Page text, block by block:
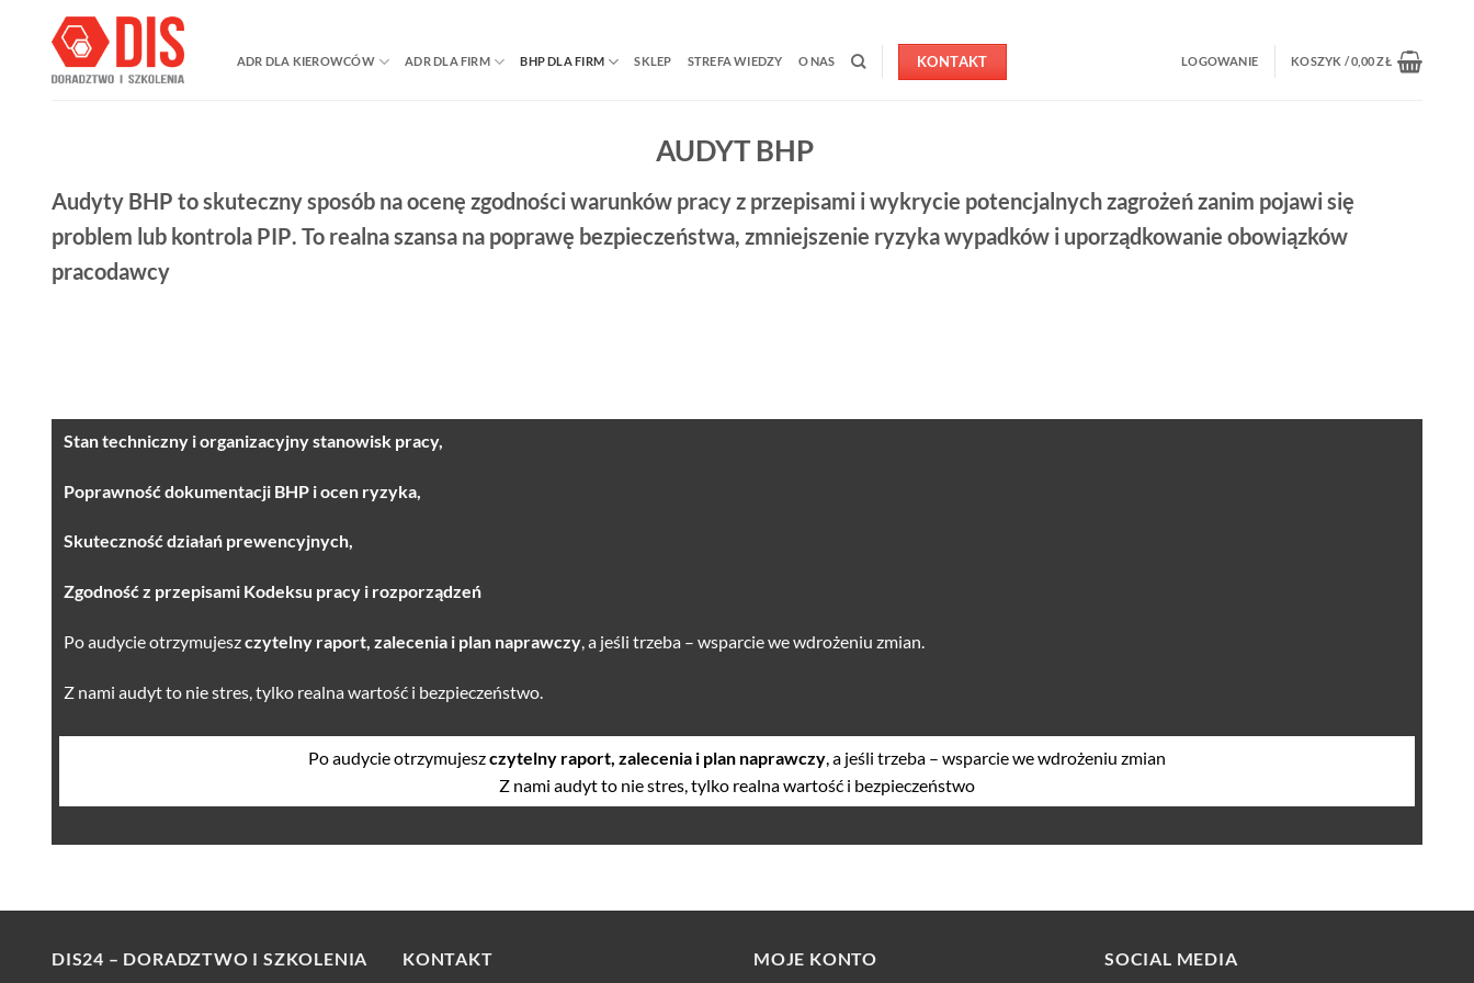
zawartości
ADR DLA KIEROWCÓW ADR DLA FIRM BHP DLA FIRM SKLEP STREFA WIEDZY O NAS KONTAKT LOGOWANIE KOSZYK /0,00ZŁ
AUDYT BHP
Audyty BHP to skuteczny sposób na ocenę zgodności warunków pracy z przepisami i wykrycie potencjalnych zagrożeń zanim pojawi się
problem lub kontrola PIP. To realna szansa na poprawę bezpieczeństwa, zmniejszenie ryzyka wypadków i uporządkowanie obowiązków
pracodawcy
Stan techniczny i organizacyjny stanowisk pracy,
Poprawność dokumentacji BHP i ocen ryzyka,
Skuteczność działań prewencyjnych,
Zgodność z przepisami Kodeksu pracy i rozporządzeń
Po audycie otrzymujeszczytelny raport, zalecenia i plan naprawczy, a jeśli trzeba – wsparcie we wdrożeniu zmian.
Z nami audyt to nie stres, tylko realna wartość i bezpieczeństwo.
Po audycie otrzymujeszczytelny raport, zalecenia i plan naprawczy , a jeśli trzeba – wsparcie we wdrożeniu zmian
Z nami audyt to nie stres, tylko realna wartość i bezpieczeństwo
DIS24 – DORADZTWO I SZKOLENIA KONTAKT MOJE KONTO SOCIAL MEDIA